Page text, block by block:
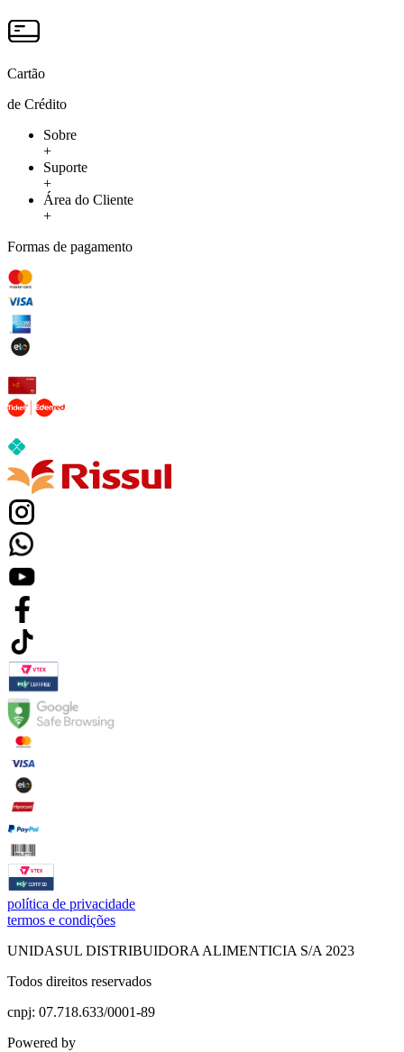
Cartão
de Crédito
Sobre
+
Suporte
+
Área do Cliente
+
Formas de pagamento
política de privacidade
termos e condições
UNIDASUL DISTRIBUIDORA ALIMENTICIA S/A 2023
Todos direitos reservados
cnpj: 07.718.633/0001-89
Powered by